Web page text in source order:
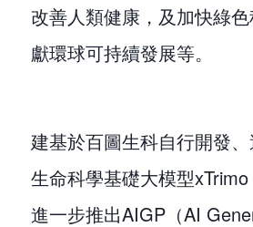
改善人類健康，及加快綠
獻環球可持續發展等。
建基於百圖生科自行開發
生命科學基礎大模型
進一步推出AIGP（AI